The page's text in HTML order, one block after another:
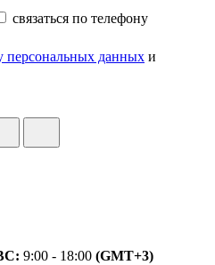
связаться по телефону
персональных данных и
9:00 - 18:00 (GMT+3)